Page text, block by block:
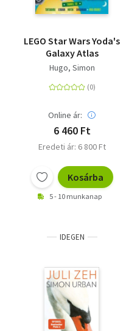
LEGO Star Wars Yoda's
Galaxy Atlas
Hugo, Simon
Online ár:
6 460 Ft
Eredeti ár: 6 800 Ft
Kosárba
5 - 10 munkanap
IDEGEN